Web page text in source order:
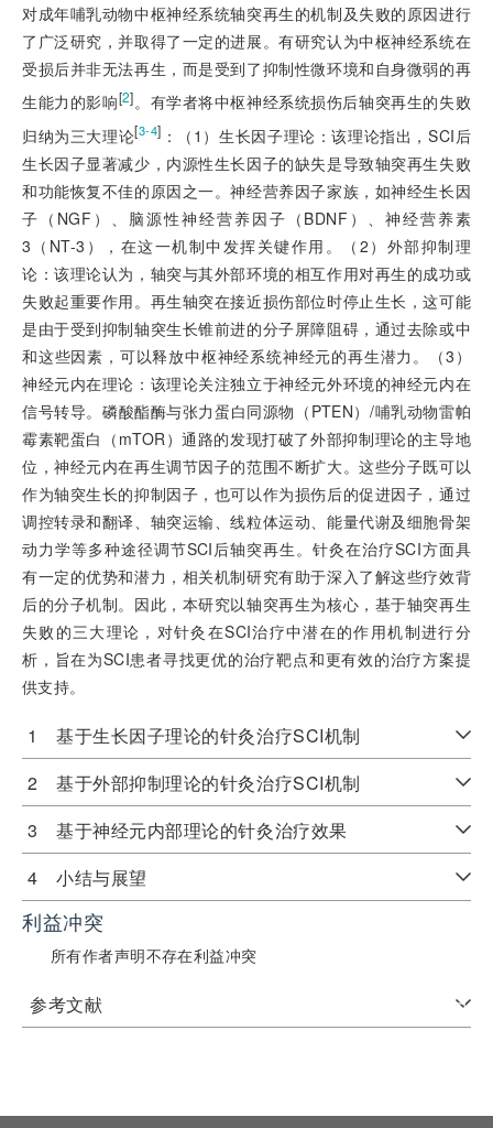
对成年哺乳动物中枢神经系统轴突再生的机制及失败的原因进行
了广泛研究，并取得了一定的进展。有研究认为中枢神经系统在
受损后并非无法再生，而是受到了抑制性微环境和自身微弱的再
生能力的影响[2]。有学者将中枢神经系统损伤后轴突再生的失败
归纳为三大理论[3-4] ：（1）生长因子理论：该理论指出，SCI后
生长因子显著减少，内源性生长因子的缺失是导致轴突再生失败
和功能恢复不佳的原因之一。神经营养因子家族，如神经生长因
子（NGF）、脑源性神经营养因子（BDNF）、神经营养素
3（NT-3），在这一机制中发挥关键作用。（2）外部抑制理
论：该理论认为，轴突与其外部环境的相互作用对再生的成功或
失败起重要作用。再生轴突在接近损伤部位时停止生长，这可能
是由于受到抑制轴突生长锥前进的分子屏障阻碍，通过去除或中
和这些因素，可以释放中枢神经系统神经元的再生潜力。（3）
神经元内在理论：该理论关注独立于神经元外环境的神经元内在
信号转导。磷酸酯酶与张力蛋白同源物（PTEN）/哺乳动物雷帕
霉素靶蛋白（mTOR）通路的发现打破了外部抑制理论的主导地
位，神经元内在再生调节因子的范围不断扩大。这些分子既可以
作为轴突生长的抑制因子，也可以作为损伤后的促进因子，通过
调控转录和翻译、轴突运输、线粒体运动、能量代谢及细胞骨架
动力学等多种途径调节SCI后轴突再生。针灸在治疗SCI方面具
有一定的优势和潜力，相关机制研究有助于深入了解这些疗效背
后的分子机制。因此，本研究以轴突再生为核心，基于轴突再生
失败的三大理论，对针灸在SCI治疗中潜在的作用机制进行分
析，旨在为SCI患者寻找更优的治疗靶点和更有效的治疗方案提
供支持。
1 基于生长因子理论的针灸治疗SCI机制
2 基于外部抑制理论的针灸治疗SCI机制
3 基于神经元内部理论的针灸治疗效果
4 小结与展望
利益冲突
所有作者声明不存在利益冲突
参考文献